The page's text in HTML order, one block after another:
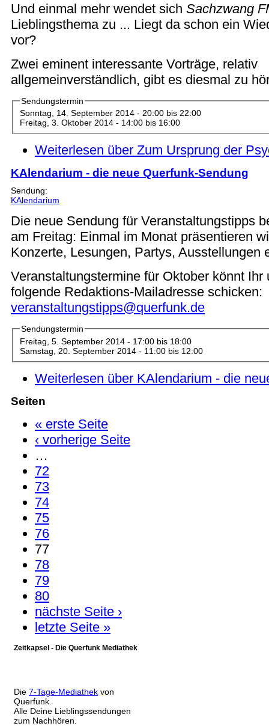
Und einmal mehr wendet sich Sachzwang
Lieblingsthema zu ... Liegt da schon ein
vor?
Zwei eminent interessante Vorträge, relativ
allgemeinverständlich, gibt es diesmal zu
Sendungstermin
Sonntag, 14. September 2014 - 20:00bis 22:00
Freitag, 3. Oktober 2014 - 14:00bis 16:00
Weiterlesen über Zum Ursprung der
KAlendarium - die neue Querfunk-Sendung
Sendung:
KAlendarium
Die neue Sendung für Veranstaltungstipps
am Freitag: Einmal im Monat präsentieren
Konzerte, Lesungen, Partys, Ausstellungen
Veranstaltungstermine für Oktober könnt Ihr
folgende Redaktions-Mailadresse schicken:
veranstaltungstipps@querfunk.de
Sendungstermin
Freitag, 5. September 2014 - 17:00bis 18:00
Samstag, 20. September 2014 - 11:00bis 12:00
Weiterlesen über KAlendarium - die
Seiten
« erste Seite
‹ vorherige Seite
…
72
73
74
75
76
77
78
79
80
nächste Seite ›
letzte Seite »
Zeitkapsel - Die Querfunk Mediathek
Die 7-Tage-Mediathek von
Querfunk.
Alle Deine Lieblingssendungen
zum Nachhören.